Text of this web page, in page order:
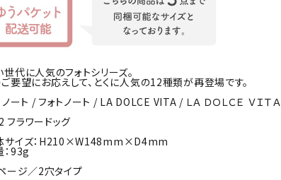
代に人気のフォトシリーズ。
要望にお応えして、とくに人気の12種類が再登場です。
ノート / フォトノート / LA DOLCE VITA / ＬＡ ＤＯＬＣＥ ＶＩＴＡ
フラワードッグ
イズ：H210×W148mm×D4mm
93g
ジ／2穴タイプ